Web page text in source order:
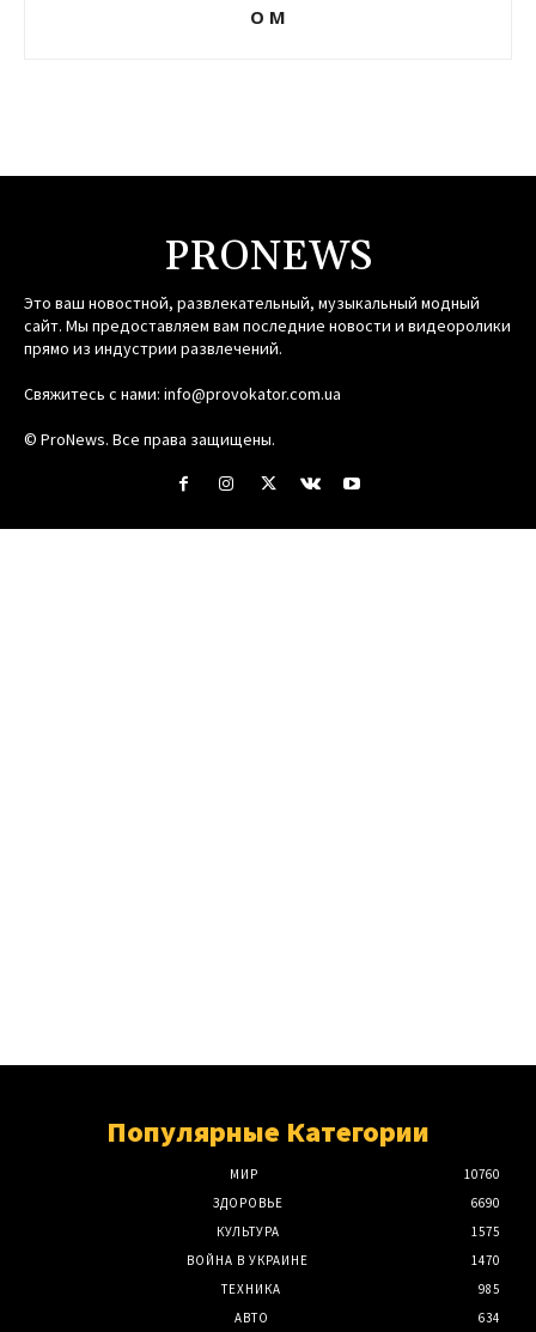
О М
PRONEWS
Это ваш новостной, развлекательный, музыкальный модный
сайт. Мы предоставляем вам последние новости и видеоролики
прямо из индустрии развлечений.
Свяжитесь с нами: info@provokator.com.ua
© ProNews. Все права защищены.
Популярные Категории
МИР
10760
ЗДОРОВЬЕ
6690
КУЛЬТУРА
1575
ВОЙНА В УКРАИНЕ
1470
ТЕХНИКА
985
АВТО
634